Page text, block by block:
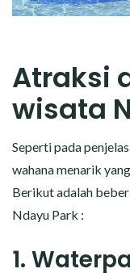
Atraksi
wisata
Seperti pada
wahana menarik
Berikut adalah
Ndayu Park :
1.